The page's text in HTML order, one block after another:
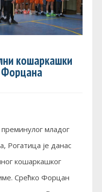
кошаркашки
Форцана
младог
Рогатица је данас
кошаркашког
Срећко Форцан